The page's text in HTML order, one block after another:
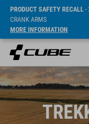
PRODUCT SAFETY RECALL-
CRANK ARMS
MORE INFORMATION